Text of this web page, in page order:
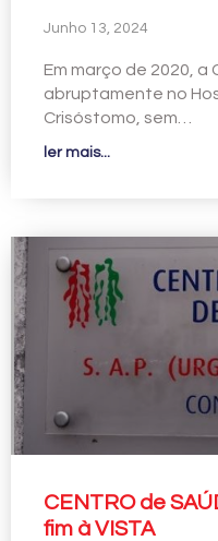
Junho 13, 2024
Em março de 2020,
abruptamente no
Crisóstomo, sem…
ler mais...
CENTRO de
fim à VISTA